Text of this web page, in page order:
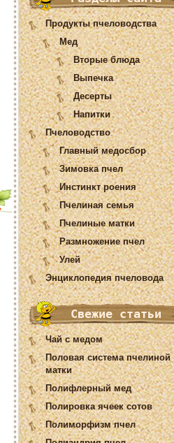
Продукты пчеловодства
Мед
Вторые блюда
Выпечка
Десерты
Напитки
Пчеловодство
Главный медосбор
Зимовка пчел
Инстинкт роения
Пчелиная семья
Пчелиные матки
Размножение пчел
Улей
Энциклопедия пчеловода
Свежие статьи
Чай с медом
Половая система пчелиной
матки
Полифлерный мед
Полировка ячеек сотов
Полиморфизм пчел